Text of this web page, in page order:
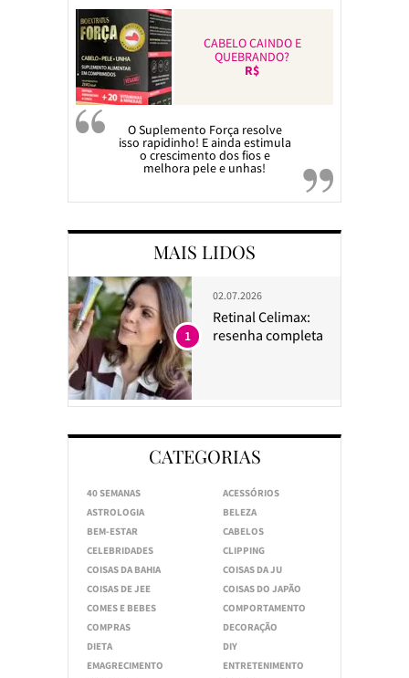
CABELO CAINDO E
QUEBRANDO?
R$
O Suplemento Força resolve
isso rapidinho! E ainda estimula
o crescimento dos fios e
melhora pele e unhas!
MAIS LIDOS
02.07.2026
Retinal Celimax:
resenha completa
1
CATEGORIAS
40 SEMANAS
ACESSÓRIOS
ASTROLOGIA
BELEZA
BEM-ESTAR
CABELOS
CELEBRIDADES
CLIPPING
COISAS DA BAHIA
COISAS DA JU
COISAS DE JEE
COISAS DO JAPÃO
COMES E BEBES
COMPORTAMENTO
COMPRAS
DECORAÇÃO
DIETA
DIY
EMAGRECIMENTO
ENTRETENIMENTO